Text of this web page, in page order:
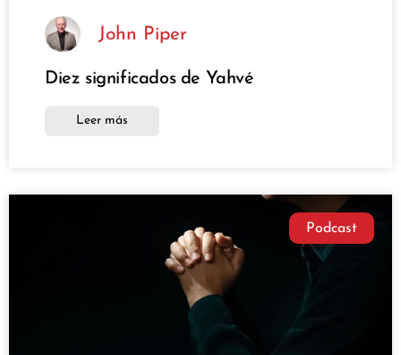
John Piper
Diez significados de Yahvé
Leer más
Podcast